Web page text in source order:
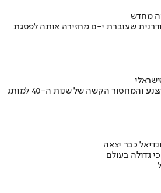
מחדש
שעוברת י-ם מחזירה אותה לפסגת
איך אסם הפכה את תקופת הצנע והמחסור הקשה של שנות ה-40 למותג
כבר יצאה
גדולה בעולם